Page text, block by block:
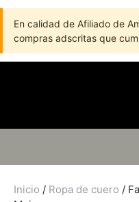
En calidad de Afiliado de
compras adscritas que
Inicio / Ropa de cuero /